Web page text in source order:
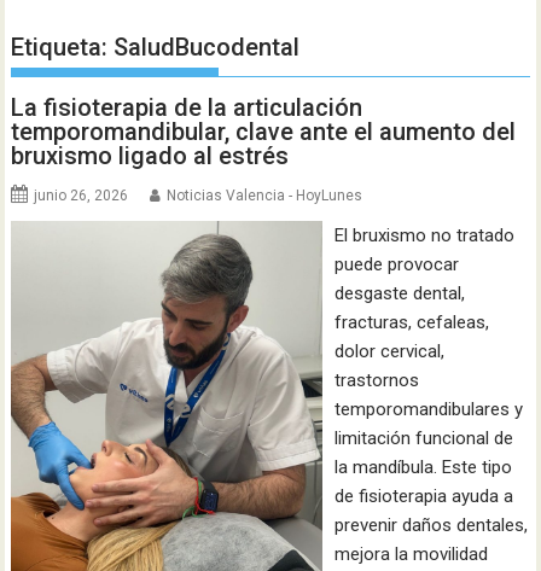
Etiqueta: SaludBucodental
La fisioterapia de la articulación
temporomandibular, clave ante el aumento del
bruxismo ligado al estrés
junio 26, 2026 Noticias Valencia - HoyLunes
El bruxismo no tratado
puede provocar
desgaste dental,
fracturas, cefaleas,
dolor cervical,
trastornos
temporomandibulares y
limitación funcional de
la mandíbula. Este tipo
de fisioterapia ayuda a
prevenir daños dentales,
mejora la movilidad